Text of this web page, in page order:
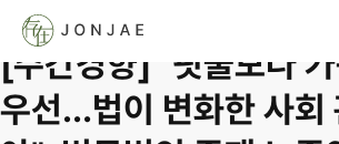
언론보도
[주간경향] "핏줄보다
우선…법이 변화한 사회